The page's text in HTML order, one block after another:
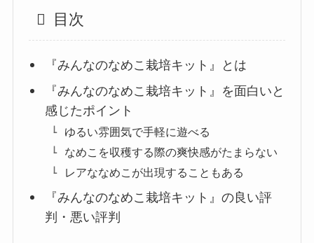
目次
『みんなのなめこ栽培キット』とは
『みんなのなめこ栽培キット』を面白いと
感じたポイント
ゆるい雰囲気で手軽に遊べる
なめこを収穫する際の爽快感がたまらない
レアななめこが出現することもある
『みんなのなめこ栽培キット』の良い評
判・悪い評判